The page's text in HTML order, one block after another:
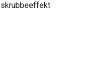
skrubbeeffekt